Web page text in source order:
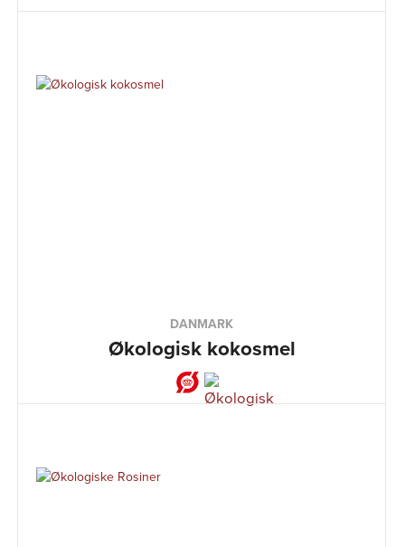
DANMARK
Økologisk kokosmel